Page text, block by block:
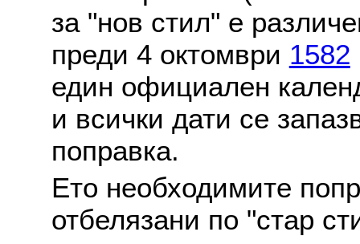
за "нов стил" е
преди 4 октомври 1582
един официален
и всички дати се
поправка.
Ето необходимите
отбелязани по "стар